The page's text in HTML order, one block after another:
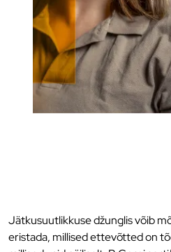
Jätkusuutlikkuse džunglis võib
eristada, millised ettevõtted on